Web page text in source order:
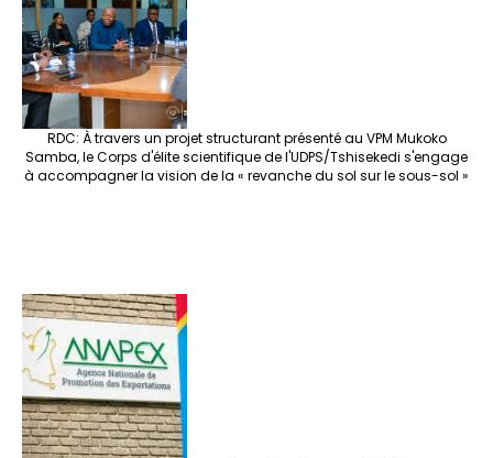
RDC: À travers un projet structurant présenté au VPM Mukoko
Samba, le Corps d'élite scientifique de l'UDPS/Tshisekedi s'engage
à accompagner la vision de la « revanche du sol sur le sous-sol »